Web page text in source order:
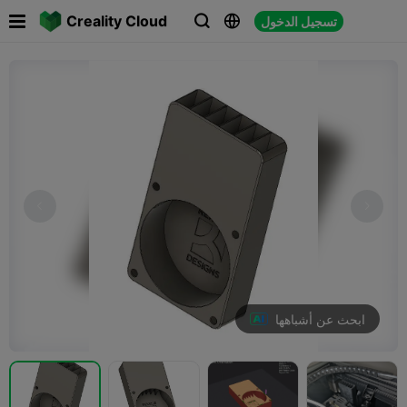
Creality Cloud   تسجيل الدخول
ابحث عن أشباهها